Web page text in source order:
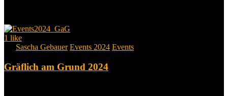
1 like
Sascha Gebauer Events 2024 Events
Gräflich am Grund 2024